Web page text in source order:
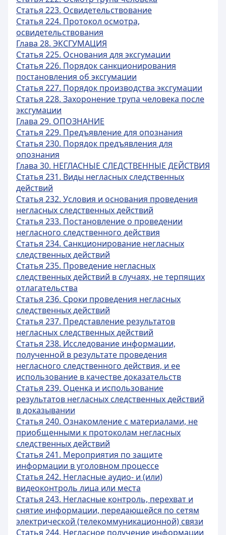
Статья 223. Освидетельствование
Статья 224. Протокол осмотра,
освидетельствования
Глава 28. ЭКСГУМАЦИЯ
Статья 225. Основания для эксгумации
Статья 226. Порядок санкционирования
постановления об эксгумации
Статья 227. Порядок производства эксгумации
Статья 228. Захоронение трупа человека после
эксгумации
Глава 29. ОПОЗНАНИЕ
Статья 229. Предъявление для опознания
Статья 230. Порядок предъявления для
опознания
Глава 30. НЕГЛАСНЫЕ СЛЕДСТВЕННЫЕ ДЕЙСТВИЯ
Статья 231. Виды негласных следственных
действий
Статья 232. Условия и основания проведения
негласных следственных действий
Статья 233. Постановление о проведении
негласного следственного действия
Статья 234. Санкционирование негласных
следственных действий
Статья 235. Проведение негласных
следственных действий в случаях, не терпящих
отлагательства
Статья 236. Сроки проведения негласных
следственных действий
Статья 237. Представление результатов
негласных следственных действий
Статья 238. Исследование информации,
полученной в результате проведения
негласного следственного действия, и ее
использование в качестве доказательств
Статья 239. Оценка и использование
результатов негласных следственных действий
в доказывании
Статья 240. Ознакомление с материалами, не
приобщенными к протоколам негласных
следственных действий
Статья 241. Мероприятия по защите
информации в уголовном процессе
Статья 242. Негласные аудио- и (или)
видеоконтроль лица или места
Статья 243. Негласные контроль, перехват и
снятие информации, передающейся по сетям
электрической (телекоммуникационной) связи
Статья 244. Негласное получение информации